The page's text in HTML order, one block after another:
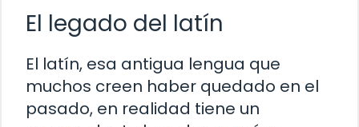
El legado del latín
El latín, esa antigua lengua que
muchos creen haber quedado en el
pasado, en realidad tiene un